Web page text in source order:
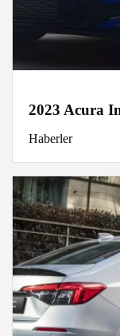
2023 Acura
Haberler